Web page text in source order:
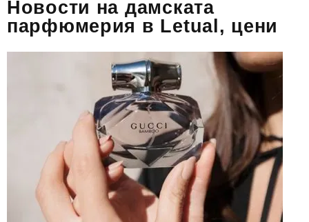
Новости на дамската
парфюмерия в Letual, цени